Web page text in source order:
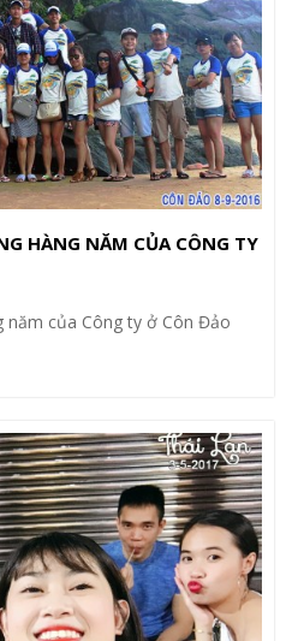
HÀNG NĂM CỦA CÔNG TY
của Công ty ở Côn Đảo